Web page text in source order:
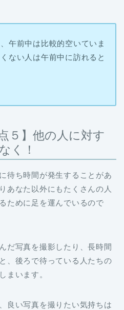
午前中は比較的空いていま
ない人は午前中に訪れると
５】他の人に対す
く！
待ち時間が発生することがあ
あなた以外にもたくさんの人
ために足を運んでいるので
だ写真を撮影したり、長時間
、後ろで待っている人たちの
まいます。
良い写真を撮りたい気持ちは